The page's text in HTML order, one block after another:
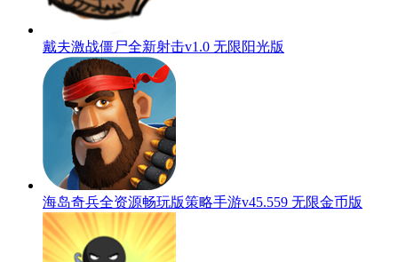
戴夫激战僵尸全新射击v1.0 无限阳光版
海岛奇兵全资源畅玩版策略手游v45.559 无限金币版